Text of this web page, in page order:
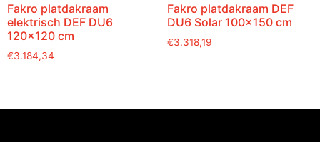
Fakro platdakraam
elektrisch DEF DU6
120×120 cm
€3.184,34
Fakro platdakraam DEF
DU6 Solar 100×150 cm
€3.318,19